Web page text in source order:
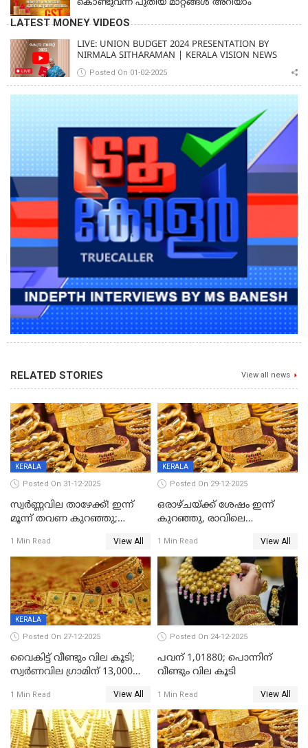
കൊണ്ടുവന്ന പുതിയ മാറ്റങ്ങൾ അറിയാം
LATEST MONEY VIDEOS
LIVE: UNION BUDGET 2024 PRESENTATION BY
NIRMALA SITHARAMAN | KERALA VISION NEWS
Posted On 01-02-2025
RELATED STORIES View all news
KERALA
Posted On 31-12-2025
സ്വർണ്ണവില താഴേക്ക്! ഇന്ന്
മൂന്ന് തവണ കുറഞ്ഞു;
1 Min Read View All
KERALA
Posted On 29-12-2025
ഒരാഴ്ചയ്ക്ക് ശേഷം ഇന്ന്
കുറഞ്ഞു, രാവിലെ
ഇടിവ്
1 Min Read View All
KERALA
Posted On 27-12-2025
വൈകിട്ട് വീണ്ടും വില കൂടി;
സ്വർണവില ഗ്രാമിന് 13,000
റെക്കോർഡ്
1 Min Read View All
Posted On 24-12-2025
പവന് 1,01880; പൊന്നിന്
വീണ്ടും വില കൂടി
1 Min Read View All